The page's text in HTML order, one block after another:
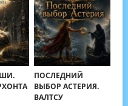
ПОСЛЕДНИЙ
ВЫБОР АСТЕРИЯ.
ВАЛТСУ